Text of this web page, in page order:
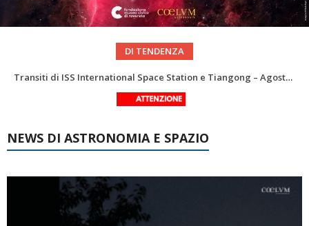
DI TENDENZA
La Luna del Mese – Agosto 2026
Le costellazioni di Agosto 2026: Delfino
NEWS DI ASTRONOMIA E SPAZIO